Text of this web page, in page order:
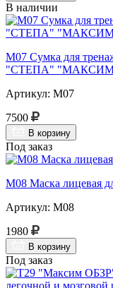
В наличии
М07 Сумка для
"СТЕПА"
Артикул: М07
7500
В корзину
Под заказ
М08 Маска лицевая
Артикул: М08
1980
В корзину
Под заказ